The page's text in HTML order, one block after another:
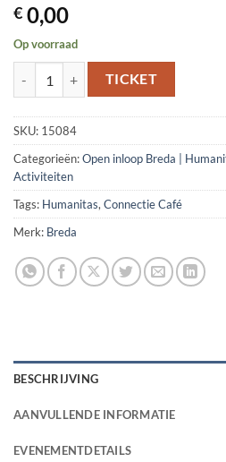
€ 0,00
Op voorraad
Connectie Café Breda – i.s.m.
TICKET
SKU: 15084
Categorieën:Open inloop Breda |
Activiteiten
Tags: Humanitas,Connectie Café
Merk: Breda
BESCHRIJVING
AANVULLENDE INFORMATIE
EVENEMENTDETAILS